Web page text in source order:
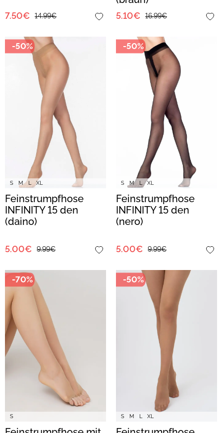
7.50€ 14.99€ 5.10€ 16.99€
S M L XL
-50%
Feinstrumpfhose
INFINITY 15 den
(daino)
5.00€ 9.99€
S M L XL
-50%
Feinstrumpfhose
INFINITY 15 den
(nero)
5.00€ 9.99€
S
-70%
S M L XL
-50%